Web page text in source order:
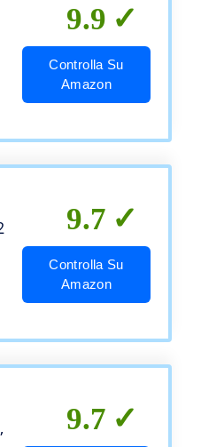
9.9
Controlla Su
Amazon
9.7
Controlla Su
Amazon
9.7